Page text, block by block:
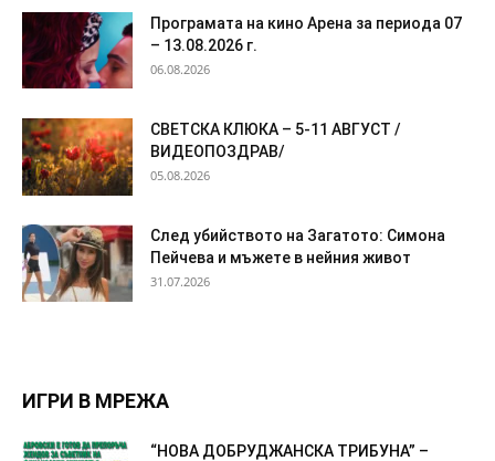
Програмата на кино Арена за периода 07
– 13.08.2026 г.
06.08.2026
СВЕТСКА КЛЮКА – 5-11 АВГУСТ /
ВИДЕОПОЗДРАВ/
05.08.2026
След убийството на Загатото: Симона
Пейчева и мъжете в нейния живот
31.07.2026
ИГРИ В МРЕЖА
“НОВА ДОБРУДЖАНСКА ТРИБУНА” –